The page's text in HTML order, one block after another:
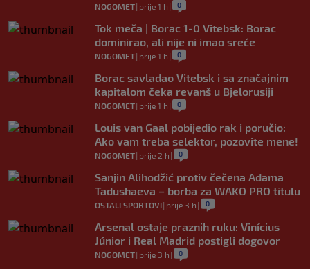
NOGOMET| prije 1 h | 0
Tok meča | Borac 1-0 Vitebsk: Borac
dominirao, ali nije ni imao sreće
NOGOMET| prije 1 h | 0
Borac savladao Vitebsk i sa značajnim
kapitalom čeka revanš u Bjelorusiji
NOGOMET| prije 1 h | 0
Louis van Gaal pobijedio rak i poručio:
Ako vam treba selektor, pozovite mene!
NOGOMET| prije 2 h | 0
Sanjin Alihodžić protiv čečena Adama
Tadushaeva – borba za WAKO PRO titulu
OSTALI SPORTOVI| prije 3 h | 0
Arsenal ostaje praznih ruku: Vinícius
Júnior i Real Madrid postigli dogovor
NOGOMET| prije 3 h | 0